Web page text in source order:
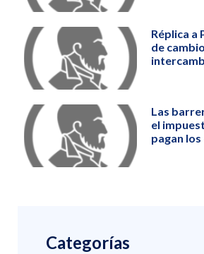
Réplica a
de
Las
el
pagan
Categorías